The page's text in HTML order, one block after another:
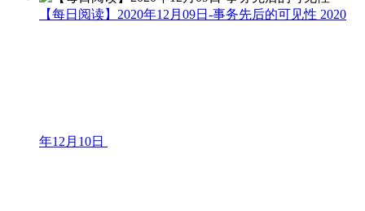
【每日阅读】2020年12月09日-事务先后的可见性 2020
年12月10日